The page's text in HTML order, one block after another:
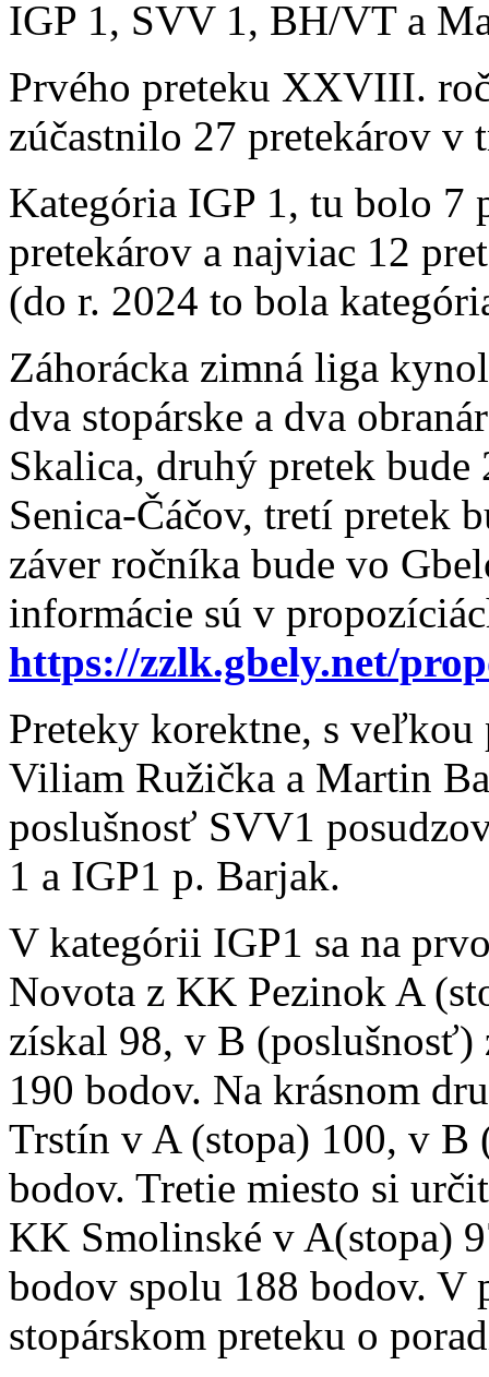
IGP 1, SVV 1, BH/VT a
Prvého preteku XXVIII.
zúčastnilo 27 pretekárov v
Kategória IGP 1, tu bolo 7
pretekárov a najviac 12
(do r. 2024 to bola
Záhorácka zimná liga
dva stopárske a dva
Skalica, druhý pretek
Senica-Čáčov, tretí pretek
záver ročníka bude vo
informácie sú v
https://zzlk.gbely.net/
Preteky korektne, s
Viliam Ružička a Martin
poslušnosť SVV1
1 a IGP1 p. Barjak.
V kategórii IGP1 sa na
Novota z KK Pezinok A
získal 98, v B (poslušnosť)
190 bodov. Na krásnom
Trstín v A (stopa) 100, v B
bodov. Tretie miesto si
KK Smolinské v A(stopa)
bodov spolu 188 bodov. V
stopárskom preteku o